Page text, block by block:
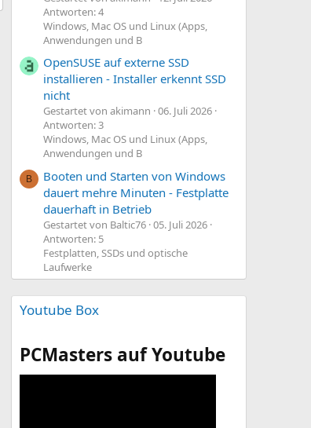
Antworten: 4
Windows, Mac OS und Linux (Apps,
Anwendungen und B
OpenSUSE auf externe SSD
installieren - Installer erkennt SSD
nicht
Gestartet von akimann 06. Juli 2026
Antworten: 3
Windows, Mac OS und Linux (Apps,
Anwendungen und B
B
Booten und Starten von Windows
dauert mehre Minuten - Festplatte
dauerhaft in Betrieb
Gestartet von Baltic76 05. Juli 2026
Antworten: 5
Festplatten, SSDs und optische
Laufwerke
Youtube Box
PCMasters auf Youtube